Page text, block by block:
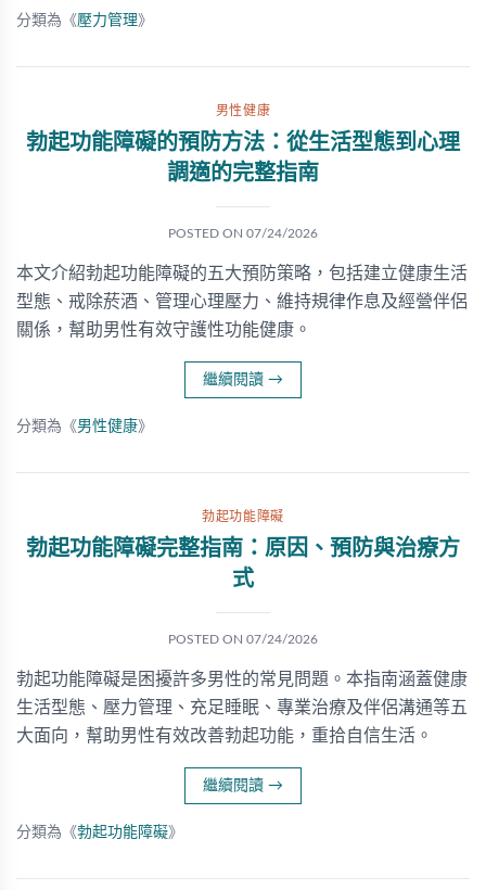
分類為《壓力管理》
男性健康
勃起功能障礙的預防方法：從生活型態到心理
調適的完整指南
POSTED ON 07/24/2026
本文介紹勃起功能障礙的五大預防策略，包括建立健康生活
型態、戒除菸酒、管理心理壓力、維持規律作息及經營伴侶
關係，幫助男性有效守護性功能健康。
繼續閱讀 →
分類為《男性健康》
勃起功能障礙
勃起功能障礙完整指南：原因、預防與治療方
式
POSTED ON 07/24/2026
勃起功能障礙是困擾許多男性的常見問題。本指南涵蓋健康
生活型態、壓力管理、充足睡眠、專業治療及伴侶溝通等五
大面向，幫助男性有效改善勃起功能，重拾自信生活。
繼續閱讀 →
分類為《勃起功能障礙》